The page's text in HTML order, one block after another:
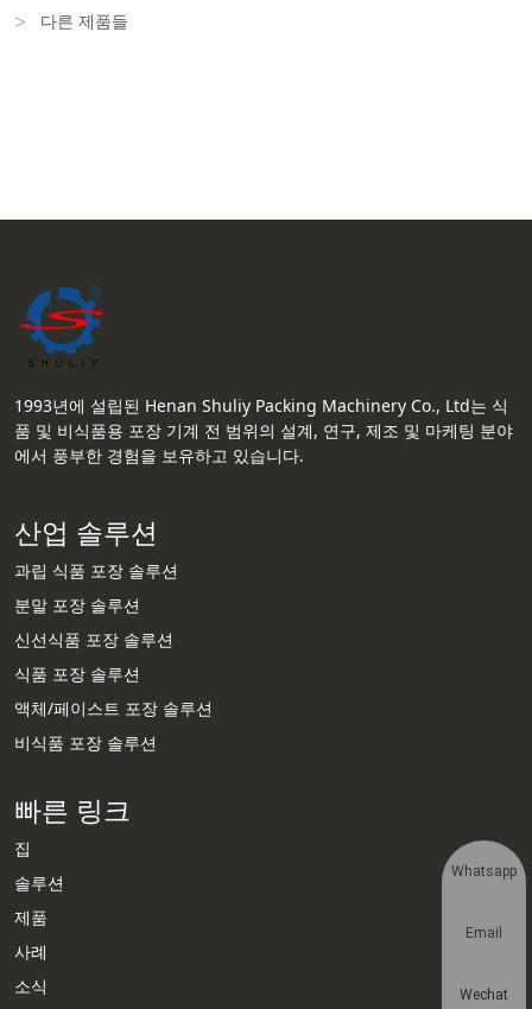
다른 제품들
1993년에 설립된 Henan Shuliy Packing Machinery Co., Ltd는 식
품 및 비식품용 포장 기계 전 범위의 설계, 연구, 제조 및 마케팅 분야
에서 풍부한 경험을 보유하고 있습니다.
산업 솔루션
과립 식품 포장 솔루션
분말 포장 솔루션
신선식품 포장 솔루션
식품 포장 솔루션
액체/페이스트 포장 솔루션
비식품 포장 솔루션
빠른 링크
집
솔루션
제품
사례
소식
Whatsapp
Email
Wechat